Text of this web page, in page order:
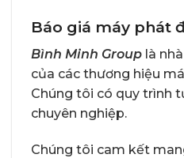
Báo giá máy phát
Bình Minh Group là
của các thương hiệu
Chúng tôi có quy trình
chuyên nghiệp.
Chúng tôi cam kết